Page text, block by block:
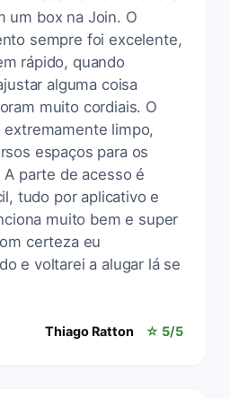
um box na Join. O
sempre foi excelente,
rápido, quando
alguma coisa
muito cordiais. O
extremamente limpo,
espaços para os
A parte de acesso é
tudo por aplicativo e
muito bem e super
certeza eu
e voltarei a alugar lá se
Thiago Ratton ☆ 5/5